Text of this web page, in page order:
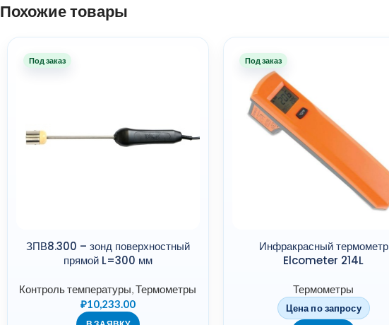
Похожие товары
Под заказ
ЗПВ8.300 – зонд поверхностный
прямой L=300 мм
Контроль температуры ,Термометры
₽10,233.00
Под заказ
Инфракрасный термометр
Elcometer 214L
Термометры
Цена по запросу